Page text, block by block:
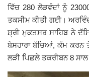
Lambi
Sri Muktsar Sahib
Punjab
ਵਿੱਚ 280 ਲੋੜਵੰਦਾਂ ਨੂੰ
ਤਕਸੀਮ ਕੀਤੀ ਗਈ।
ਸ਼੍ਰੀ ਮੁਕਤਸਰ ਸਾਹਿਬ ਨੇ
ਬੇਸਹਾਰਾ ਬੱਚਿਆਂ, ਕੰਮ
ਲੜੀ ਪਿਛਲੇ ਤਕਰੀਬਨ 8 ਸਾਲ